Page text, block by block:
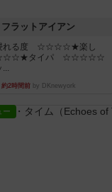
フラットアイアン
れる度 ☆☆☆☆★楽し
タイパ ☆☆☆☆☆
...
約2時間前by DKnewyork
ー